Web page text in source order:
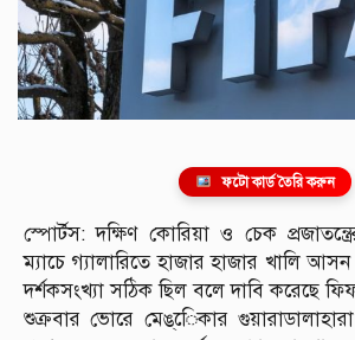
ফটো কার্ড তৈরি করুন
স্পোর্টস: দক্ষিণ কোরিয়া ও চেক
ম্যাচে গ্যালারিতে হাজার হাজার খালি
দর্শকসংখ্যা সঠিক ছিল বলে দাবি করেছে
শুক্রবার ভোরে মেঙ্েিকার গুয়ারাডালাহারা